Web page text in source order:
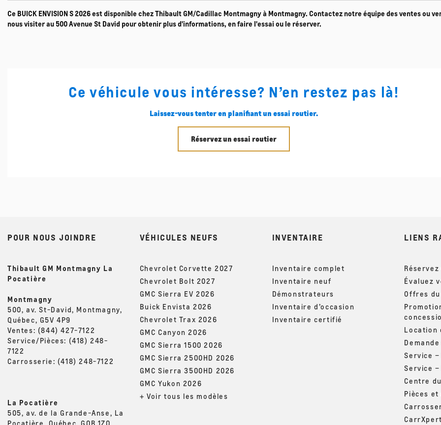
Ce BUICK ENVISION S 2026 est disponible chez Thibault GM/Cadillac Montmagny à Montmagny. Contactez notre équipe des ventes ou
nous visiter au 500 Avenue St David pour obtenir plus d'informations, en faire l'essai ou le réserver.
Ce véhicule vous intéresse? N’en restez pas là!
Laissez-vous tenter en planifiant un essai routier.
Réservez un essai routier
POUR NOUS JOINDRE
Thibault GM Montmagny La
Pocatière
Montmagny
500, av. St-David, Montmagny,
Québec, G5V 4P9
Ventes: (844) 427-7122
Service/Pièces: (418) 248-
7122
Carrosserie: (418) 248-7122
La Pocatière
505, av. de la Grande-Anse, La
Pocatière, Québec, G0R 1Z0
VÉHICULES NEUFS
Chevrolet Corvette 2027
Chevrolet Bolt 2027
GMC Sierra EV 2026
Buick Envista 2026
Chevrolet Trax 2026
GMC Canyon 2026
GMC Sierra 1500 2026
GMC Sierra 2500HD 2026
GMC Sierra 3500HD 2026
GMC Yukon 2026
+ Voir tous les modèles
INVENTAIRE
Inventaire complet
Inventaire neuf
Démonstrateurs
Inventaire d’occasion
Inventaire certifié
LIENS
Évaluez
Offres
Location
Service
Service
Centre
Pièces
CarrXpert